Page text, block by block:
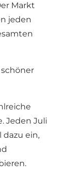
Markt
jeden
Jeden Juli
dazu ein,